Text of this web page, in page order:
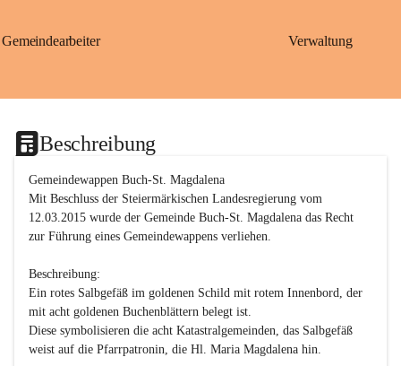
Gemeindearbeiter Verwaltung
Beschreibung
Gemeindewappen Buch-St. Magdalena
Mit Beschluss der Steiermärkischen Landesregierung vom
12.03.2015 wurde der Gemeinde Buch-St. Magdalena das Recht
zur Führung eines Gemeindewappens verliehen.
Beschreibung:
Ein rotes Salbgefäß im goldenen Schild mit rotem Innenbord, der
mit acht goldenen Buchenblättern belegt ist.
Diese symbolisieren die acht Katastralgemeinden, das Salbgefäß